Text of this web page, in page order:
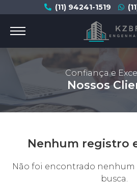
(11) 94241-1519
Confiança e
Nossos
Nenhum registro
Não foi encontrado nenhum
busca.